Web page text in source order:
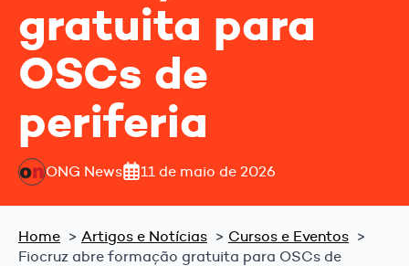
gratuita para
OSCs de
periferia
ONG News 11 de maio de 2026
Home Artigos e Notícias
Cursos e Eventos
Fiocruz abre formação gratuita para OSCs de